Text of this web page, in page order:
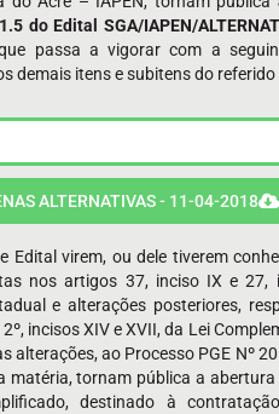
do Edital SGA/IAPEN/
passa a vigorar com a
demais itens e subitens do
ALTERNATIVAS - 11-04-2018
Edital virem, ou dele tiverem
nos artigos 37, inciso IX e 27,
e alterações posteriores,
incisos XIV e XVII, da Lei
alterações, ao Processo PGE Nº
matéria, tornam pública a abertura
destinado à